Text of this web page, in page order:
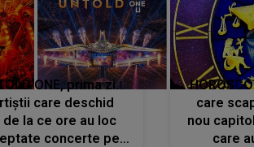
ONE, prima zi.
care deschid
la ce ore au loc
concerte pe
care
nou
care